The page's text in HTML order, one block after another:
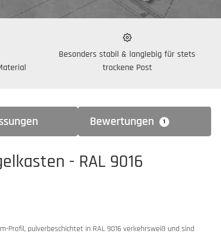
Besonders stabil & langlebig für stets
trockene Post
Bewertungen 1
- RAL 9016
pulverbeschichtet in RAL 9016 verkehrsweiß und sind